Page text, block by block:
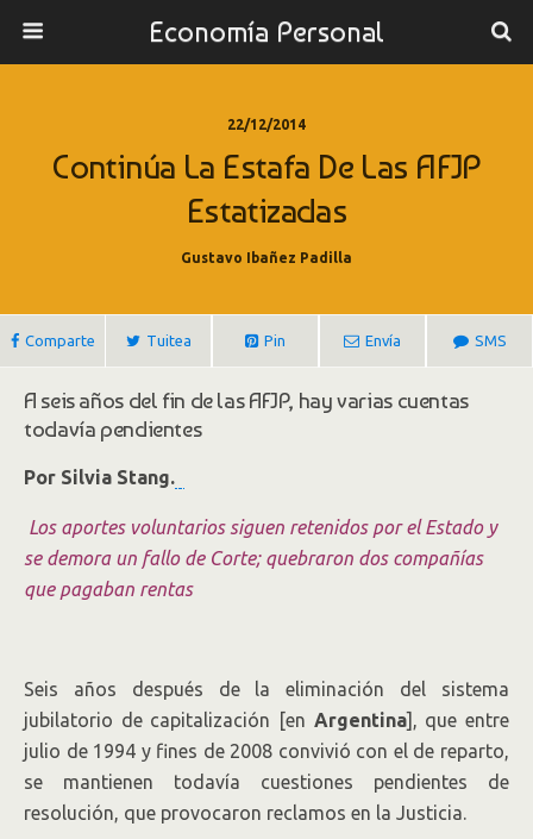
Economía Personal
22/12/2014
Continúa La Estafa De Las AFJP
Estatizadas
Gustavo Ibañez Padilla
Comparte Tuitea Pin Envía SMS
A seis años del fin de las AFJP, hay varias cuentas
todavía pendientes
Por Silvia Stang.
Los aportes voluntarios siguen retenidos por el Estado y
se demora un fallo de Corte; quebraron dos compañías
que pagaban rentas
Seis años después de la eliminación del sistema
jubilatorio de capitalización [en Argentina], que entre
julio de 1994 y fines de 2008 convivió con el de reparto,
se mantienen todavía cuestiones pendientes de
resolución, que provocaron reclamos en la Justicia.